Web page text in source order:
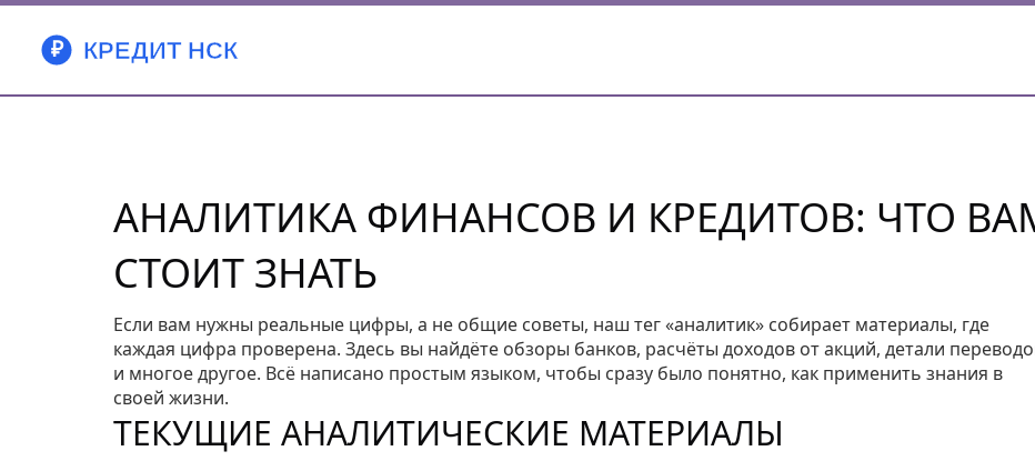
АНАЛИТИКА ФИНАНСОВ И КРЕДИТОВ: ЧТО
СТОИТ ЗНАТЬ
Если вам нужны реальные цифры, а не общие советы, наш тег «аналитик» собирает материалы, где
каждая цифра проверена. Здесь вы найдёте обзоры банков, расчёты доходов от акций, детали
и многое другое. Всё написано простым языком, чтобы сразу было понятно, как применить знания в
своей жизни.
ТЕКУЩИЕ АНАЛИТИЧЕСКИЕ МАТЕРИАЛЫ